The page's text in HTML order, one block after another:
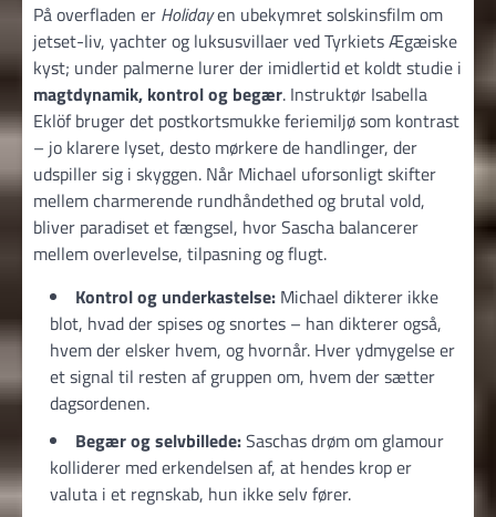
På overfladen er Holidayen ubekymret solskinsfilm om
jetset-liv, yachter og luksusvillaer ved Tyrkiets Ægæiske
kyst; under palmerne lurer der imidlertid et koldt studie i
magtdynamik, kontrol og begær. Instruktør Isabella
Eklöf bruger det postkortsmukke feriemiljø som kontrast
– jo klarere lyset, desto mørkere de handlinger, der
udspiller sig i skyggen. Når Michael uforsonligt skifter
mellem charmerende rundhåndethed og brutal vold,
bliver paradiset et fængsel, hvor Sascha balancerer
mellem overlevelse, tilpasning og flugt.
Kontrol og underkastelse: Michael dikterer ikke
blot, hvad der spises og snortes – han dikterer også,
hvem der elsker hvem, og hvornår. Hver ydmygelse er
et signal til resten af gruppen om, hvem der sætter
dagsordenen.
Begær og selvbillede:Saschas drøm om glamour
kolliderer med erkendelsen af, at hendes krop er
valuta i et regnskab, hun ikke selv fører.